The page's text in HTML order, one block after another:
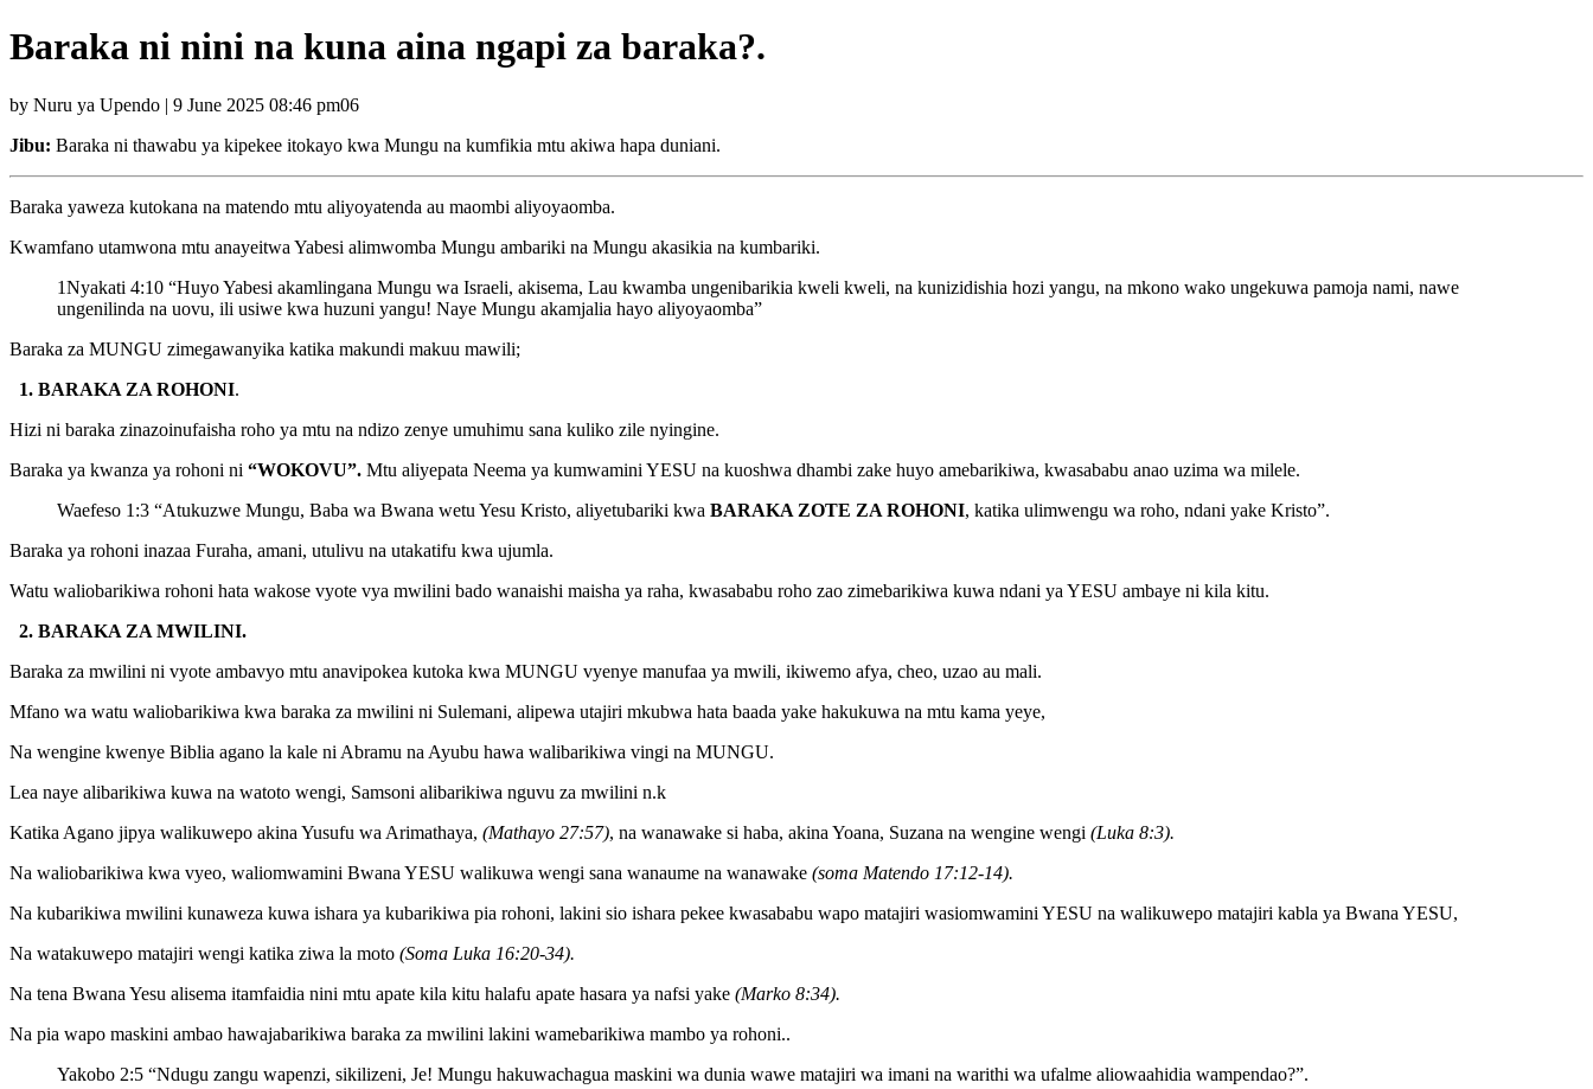
Baraka ni nini na kuna aina ngapi za baraka?.
by Nuru ya Upendo | 9 June 2025 08:46 pm06
Jibu: Baraka ni thawabu ya kipekee itokayo kwa Mungu na kumfikia mtu akiwa hapa duniani.
Baraka yaweza kutokana na matendo mtu aliyoyatenda au maombi aliyoyaomba.
Kwamfano utamwona mtu anayeitwa Yabesi alimwomba Mungu ambariki na Mungu akasikia na kumbariki.
1Nyakati 4:10 “Huyo Yabesi akamlingana Mungu wa Israeli, akisema, Lau kwamba ungenibarikia kweli kweli, na kunizidishia hozi yangu, na mkono wako ungekuwa pamoja nami, nawe
ungenilinda na uovu, ili usiwe kwa huzuni yangu! Naye Mungu akamjalia hayo aliyoyaomba”
Baraka za MUNGU zimegawanyika katika makundi makuu mawili;
1. BARAKA ZA ROHONI.
Hizi ni baraka zinazoinufaisha roho ya mtu na ndizo zenye umuhimu sana kuliko zile nyingine.
Baraka ya kwanza ya rohoni ni “WOKOVU”. Mtu aliyepata Neema ya kumwamini YESU na kuoshwa dhambi zake huyo amebarikiwa, kwasababu anao uzima wa milele.
Waefeso 1:3 “Atukuzwe Mungu, Baba wa Bwana wetu Yesu Kristo, aliyetubariki kwa BARAKA ZOTE ZA ROHONI, katika ulimwengu wa roho, ndani yake Kristo”.
Baraka ya rohoni inazaa Furaha, amani, utulivu na utakatifu kwa ujumla.
Watu waliobarikiwa rohoni hata wakose vyote vya mwilini bado wanaishi maisha ya raha, kwasababu roho zao zimebarikiwa kuwa ndani ya YESU ambaye ni kila kitu.
2. BARAKA ZA MWILINI.
Baraka za mwilini ni vyote ambavyo mtu anavipokea kutoka kwa MUNGU vyenye manufaa ya mwili, ikiwemo afya, cheo, uzao au mali.
Mfano wa watu waliobarikiwa kwa baraka za mwilini ni Sulemani, alipewa utajiri mkubwa hata baada yake hakukuwa na mtu kama yeye,
Na wengine kwenye Biblia agano la kale ni Abramu na Ayubu hawa walibarikiwa vingi na MUNGU.
Lea naye alibarikiwa kuwa na watoto wengi, Samsoni alibarikiwa nguvu za mwilini n.k
Katika Agano jipya walikuwepo akina Yusufu wa Arimathaya, (Mathayo 27:57), na wanawake si haba, akina Yoana, Suzana na wengine wengi (Luka 8:3).
Na waliobarikiwa kwa vyeo, waliomwamini Bwana YESU walikuwa wengi sana wanaume na wanawake (soma Matendo 17:12-14).
Na kubarikiwa mwilini kunaweza kuwa ishara ya kubarikiwa pia rohoni, lakini sio ishara pekee kwasababu wapo matajiri wasiomwamini YESU na walikuwepo matajiri kabla ya Bwana YESU,
Na watakuwepo matajiri wengi katika ziwa la moto (Soma Luka 16:20-34).
Na tena Bwana Yesu alisema itamfaidia nini mtu apate kila kitu halafu apate hasara ya nafsi yake (Marko 8:34).
Na pia wapo maskini ambao hawajabarikiwa baraka za mwilini lakini wamebarikiwa mambo ya rohoni..
Yakobo 2:5 “Ndugu zangu wapenzi, sikilizeni, Je! Mungu hakuwachagua maskini wa dunia wawe matajiri wa imani na warithi wa ufalme aliowaahidia wampendao?”.